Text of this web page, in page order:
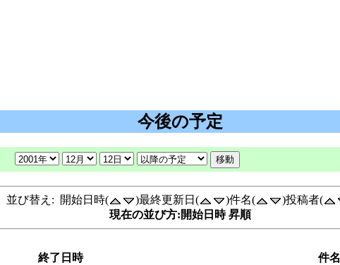
今後の予定
並び替え: 開始日時( )最終更新日( )件名( )投稿者(
現在の並び方:開始日時 昇順
終了日時 件名